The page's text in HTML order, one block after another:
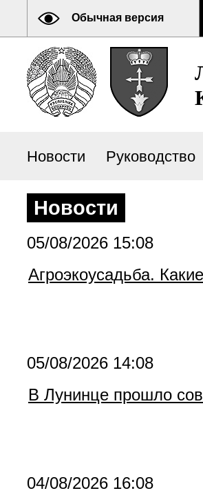
Обычная версия
Новости Руководство
Новости
05/08/2026 15:08
Агроэкоусадьба.
05/08/2026 14:08
В Лунинце прошло
04/08/2026 16:08